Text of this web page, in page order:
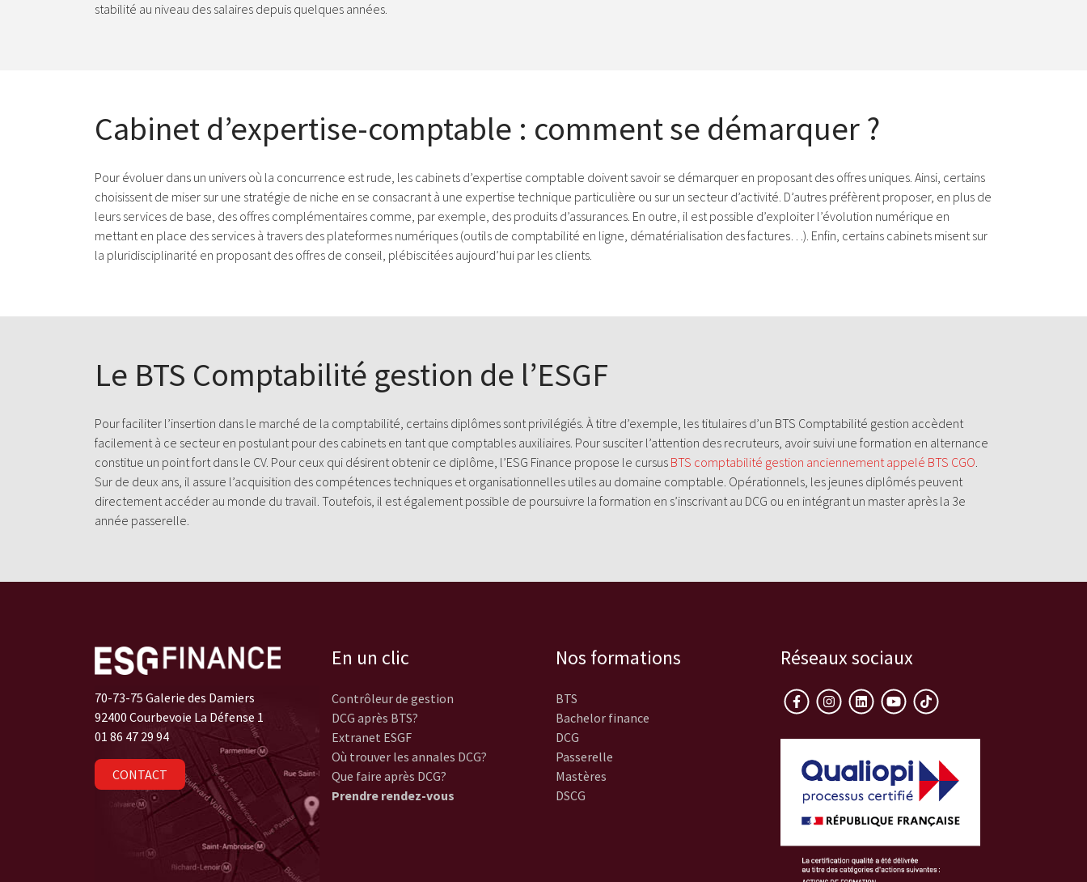
stabilité au niveau des salaires depuis quelques années.
Cabinet d’expertise-comptable : comment se démarquer ?
Pour évoluer dans un univers où la concurrence est rude, les cabinets d’expertise comptable doivent savoir se démarquer en proposant des offres uniques. Ainsi, certains
choisissent de miser sur une stratégie de niche en se consacrant à une expertise technique particulière ou sur un secteur d’activité. D’autres préfèrent proposer, en plus de
leurs services de base, des offres complémentaires comme, par exemple, des produits d’assurances. En outre, il est possible d’exploiter l’évolution numérique en
mettant en place des services à travers des plateformes numériques (outils de comptabilité en ligne, dématérialisation des factures…). Enfin, certains cabinets misent sur
la pluridisciplinarité en proposant des offres de conseil, plébiscitées aujourd’hui par les clients.
Le BTS Comptabilité gestion de l’ESGF
Pour faciliter l’insertion dans le marché de la comptabilité, certains diplômes sont privilégiés. À titre d’exemple, les titulaires d’un BTS Comptabilité gestion accèdent
facilement à ce secteur en postulant pour des cabinets en tant que comptables auxiliaires. Pour susciter l’attention des recruteurs, avoir suivi une formation en alternance
constitue un point fort dans le CV. Pour ceux qui désirent obtenir ce diplôme, l’ESG Finance propose le cursus BTS comptabilité gestion anciennement appelé BTS CGO.
Sur de deux ans, il assure l’acquisition des compétences techniques et organisationnelles utiles au domaine comptable. Opérationnels, les jeunes diplômés peuvent
directement accéder au monde du travail. Toutefois, il est également possible de poursuivre la formation en s’inscrivant au DCG ou en intégrant un master après la 3e
année passerelle.
70-73-75 Galerie des Damiers
92400 Courbevoie La Défense 1
01 86 47 29 94
CONTACT
En un clic
Contrôleur de gestion
DCG après BTS?
Extranet ESGF
Où trouver les annales DCG?
Que faire après DCG?
Prendre rendez-vous
Nos formations
BTS
Bachelor finance
DCG
Passerelle
Mastères
DSCG
Réseaux sociaux